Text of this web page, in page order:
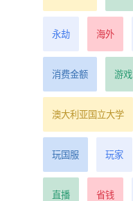
永劫 海外
消费金额 游戏
澳大利亚国立大学
玩国服 玩家
直播 省钱